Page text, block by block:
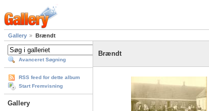
Gallery Brændt
Avanceret Søgning
RSS feed for dette album
Start Fremvisning
Gallery
Brændt